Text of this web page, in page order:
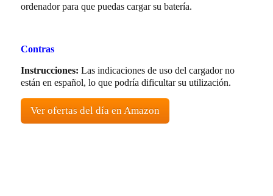
ordenador para que puedas cargar su batería.
Contras
Instrucciones: Las indicaciones de uso del cargador no
están en español, lo que podría dificultar su utilización.
Ver ofertas del día en Amazon